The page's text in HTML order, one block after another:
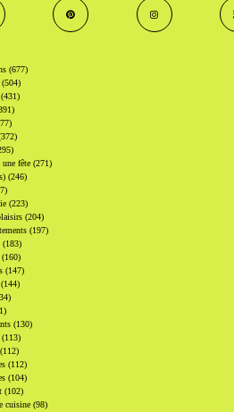
(677)
(504)
(431)
une fête (271)
(246)
(223)
(204)
(197)
(183)
(160)
(147)
(144)
(130)
(113)
(112)
(112)
(104)
(102)
cuisine (98)